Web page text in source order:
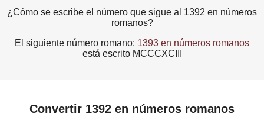
¿Cómo se escribe el número que sigue al 1392 en números
romanos?
El siguiente número romano: 1393 en números romanos
está escrito MCCCXCIII
Convertir 1392 en números romanos